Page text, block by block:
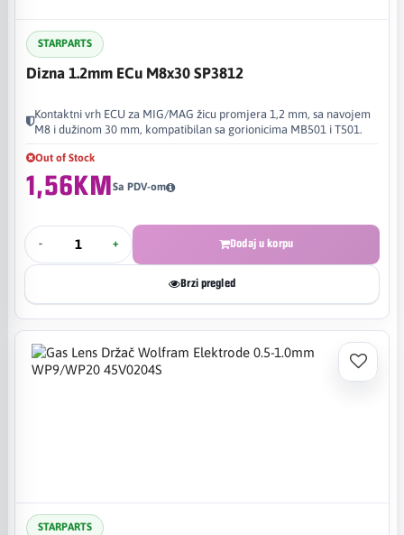
STARPARTS
Dizna 1.2mm ECu M8x30 SP3812
Kontaktni vrh ECU za MIG/MAG žicu promjera 1,2 mm, sa navojem
M8 i dužinom 30 mm, kompatibilan sa gorionicima MB501 i T501.
Out of Stock
1,56KMSa PDV-om
- + Dodaj u korpu
Brzi pregled
STARPARTS